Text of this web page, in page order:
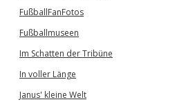
FußballFanFotos
Fußballmuseen
Im Schatten der Tribüne
In voller Länge
Janus' kleine Welt